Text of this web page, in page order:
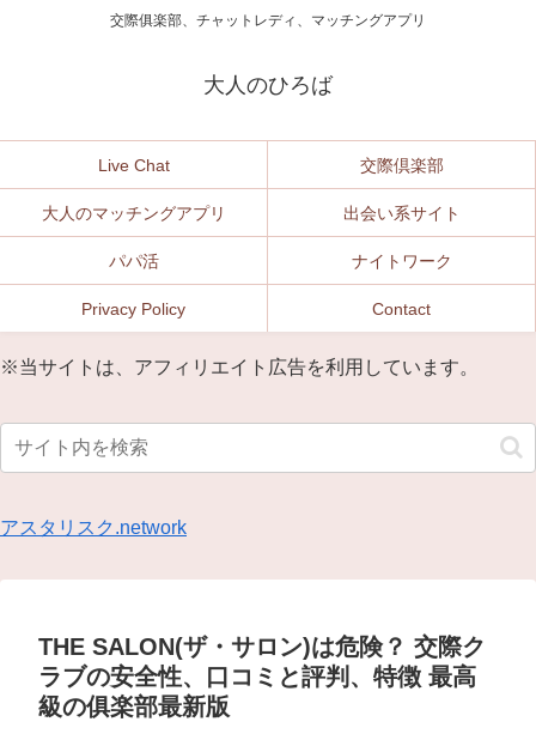
交際俱楽部、チャットレディ、マッチングアプリ
大人のひろば
Live Chat 交際倶楽部
大人のマッチングアプリ 出会い系サイト
パパ活 ナイトワーク
Privacy Policy Contact
※当サイトは、アフィリエイト広告を利用しています。
アスタリスク.network
THE SALON(ザ・サロン)は危険？ 交際ク
ラブの安全性、口コミと評判、特徴 最高
級の俱楽部最新版